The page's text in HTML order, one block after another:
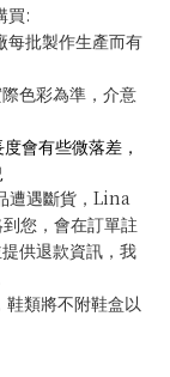
買 :
每批製作生產而有
色彩為準，介意
度會有些微落差，
遇斷貨， Lina
您，會在訂單註
供退款資訊，我
鞋類將不附鞋盒以